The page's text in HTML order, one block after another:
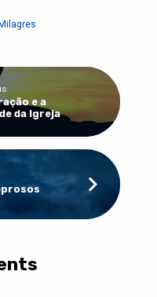
Milagres
e a
da Igreja